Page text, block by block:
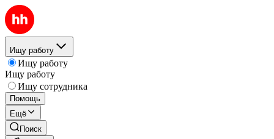
Ищу работу
Ищу работу
Ищу работу
Ищу сотрудника
Помощь
Ещё
Поиск